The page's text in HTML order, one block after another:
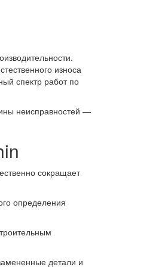
износа
спектр работ по
неисправностей —
сокращает
определения
детали и